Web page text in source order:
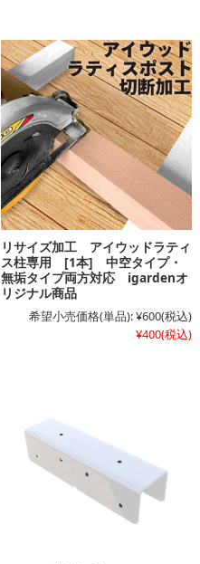
リサイズ加工 アイウッドラティ
ス柱専用 [1本] 中空タイプ・
無垢タイプ両方対応 igardenオ
リジナル商品
希望小売価格(単品):¥600(税込)
¥400(税込)